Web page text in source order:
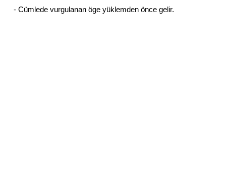
- Cümlede vurgulanan öge yüklemden önce gelir.